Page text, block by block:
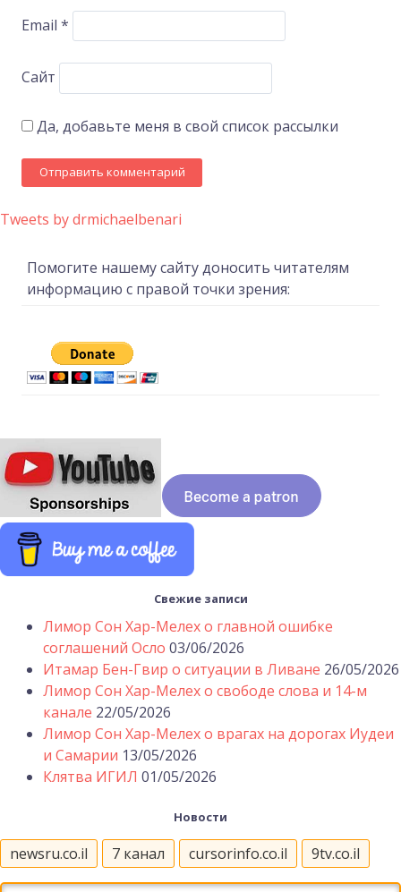
Email *
Сайт
Да, добавьте меня в свой список рассылки
Tweets by drmichaelbenari
Помогите нашему сайту доносить читателям
информацию с правой точки зрения:
Свежие записи
Лимор Сон Хар-Мелех о главной ошибке
соглашений Осло 03/06/2026
Итамар Бен-Гвир о ситуации в Ливане 26/05/2026
Лимор Сон Хар-Мелех о свободе слова и 14-м
канале 22/05/2026
Лимор Сон Хар-Мелех о врагах на дорогах Иудеи
и Самарии 13/05/2026
Клятва ИГИЛ 01/05/2026
Новости
newsru.co.il 7 канал cursorinfo.co.il 9tv.co.il